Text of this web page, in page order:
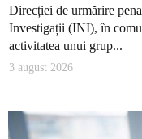
Direcției de urmărire
Investigații (INI), în
activitatea unui grup...
3 august 2026